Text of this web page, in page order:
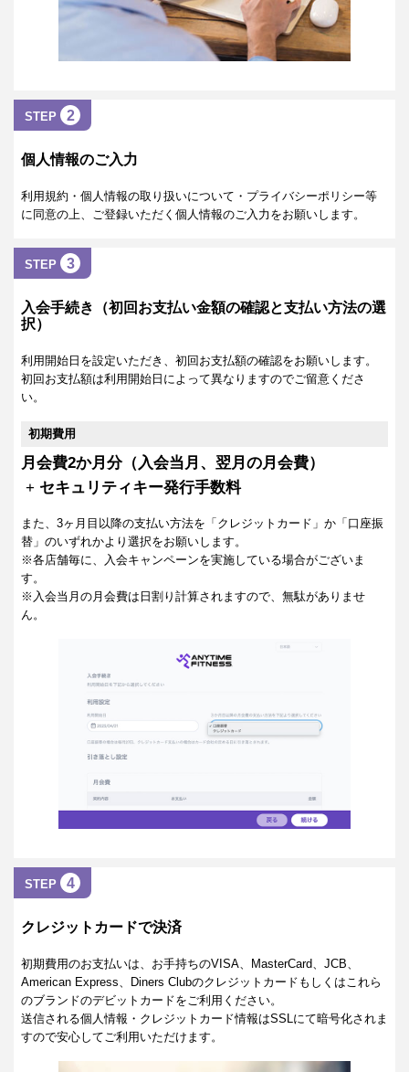
STEP 2
個人情報のご入力
利用規約・個人情報の取り扱いについて・プライバシーポリシー等
に同意の上、ご登録いただく個人情報のご入力をお願いします。
STEP 3
入会手続き（初回お支払い金額の確認と支払い方法の選
択）
利用開始日を設定いただき、初回お支払額の確認をお願いします。
初回お支払額は利用開始日によって異なりますのでご留意くださ
い。
初期費用
月会費2か月分（入会当月、翌月の月会費）
+ セキュリティキー発行手数料
また、3ヶ月目以降の支払い方法を「クレジットカード」か「口座振
替」のいずれかより選択をお願いします。
※各店舗毎に、入会キャンペーンを実施している場合がございま
す。
※入会当月の月会費は日割り計算されますので、無駄がありませ
ん。
STEP 4
クレジットカードで決済
初期費用のお支払いは、お手持ちのVISA、MasterCard、JCB、
American Express、Diners Clubのクレジットカードもしくはこれら
のブランドのデビットカードをご利用ください。
送信される個人情報・クレジットカード情報はSSLにて暗号化されま
すので安心してご利用いただけます。